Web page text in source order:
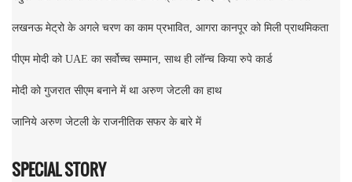
लखनऊ मेट्रो के अगले चरण का काम प्रभावित, आगरा कानपूर को मिली प्राथमिकता
पीएम मोदी को UAE का सर्वोच्च सम्मान, साथ ही लॉन्च किया रुपे कार्ड
मोदी को गुजरात सीएम बनाने में था अरुण जेटली का हाथ
जानिये अरुण जेटली के राजनीतिक सफर के बारे में
SPECIAL STORY